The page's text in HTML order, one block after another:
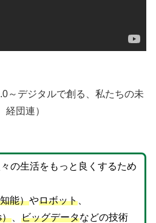
～デジタルで創る、私たちの未
経団連）
の生活をもっと良くするため
能）やロボット、
）、 ビッグデータなどの技術